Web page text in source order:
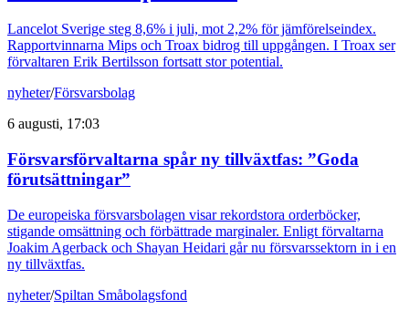
Lancelot Sverige steg 8,6% i juli, mot 2,2% för jämförelseindex.
Rapportvinnarna Mips och Troax bidrog till uppgången. I Troax ser
förvaltaren Erik Bertilsson fortsatt stor potential.
nyheter/Försvarsbolag
6 augusti, 17:03
Försvarsförvaltarna spår ny tillväxtfas: ”Goda
förutsättningar”
De europeiska försvarsbolagen visar rekordstora orderböcker,
stigande omsättning och förbättrade marginaler. Enligt förvaltarna
Joakim Agerback och Shayan Heidari går nu försvarssektorn in i en
ny tillväxtfas.
nyheter/Spiltan Småbolagsfond